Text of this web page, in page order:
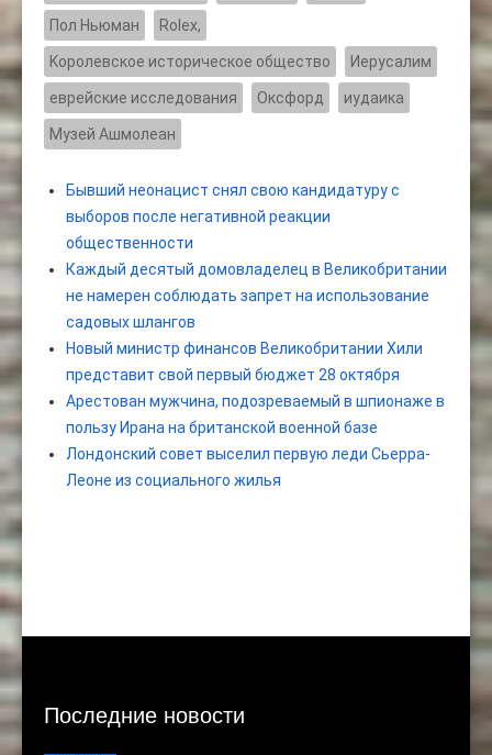
Пол Ньюман Rolex,
Kоролевское историческое общество Иерусалим
еврейские исследования Оксфорд иудаика
Музей Ашмолеан
Бывший неонацист снял свою кандидатуру с
выборов после негативной реакции
общественности
Каждый десятый домовладелец в Великобритании
не намерен соблюдать запрет на использование
садовых шлангов
Новый министр финансов Великобритании Хили
представит свой первый бюджет 28 октября
Арестован мужчина, подозреваемый в шпионаже в
пользу Ирана на британской военной базе
Лондонский совет выселил первую леди Сьерра-
Леоне из социального жилья
Последние новости